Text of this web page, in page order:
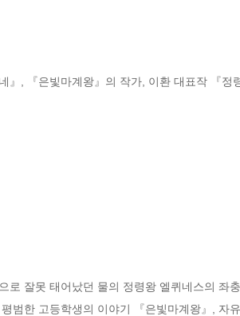
네』, 『은빛마계왕』의 작가, 이환 대표작 『
로 잘못 태어났던 물의 정령왕 엘퀴네스의 좌
범한 고등학생의 이야기 『은빛마계왕』, 자